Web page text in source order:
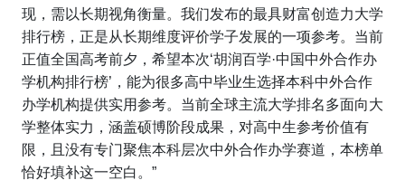
现，需以长期视角衡量。我们发布的最具财富创造力大学
排行榜，正是从长期维度评价学子发展的一项参考。当前
正值全国高考前夕，希望本次‘胡润百学·中国中外合作办
学机构排行榜’，能为很多高中毕业生选择本科中外合作
办学机构提供实用参考。当前全球主流大学排名多面向大
学整体实力，涵盖硕博阶段成果，对高中生参考价值有
限，且没有专门聚焦本科层次中外合作办学赛道，本榜单
恰好填补这一空白。”